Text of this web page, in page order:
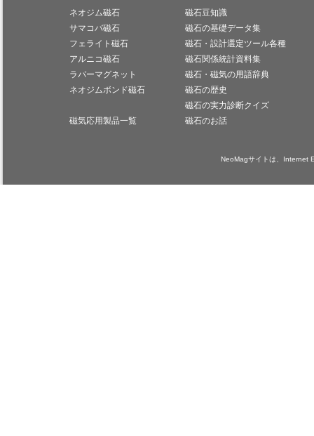
ネオジム磁石
サマコバ磁石
フェライト磁石
アルニコ磁石
ラバーマグネット
ネオジムボンド磁石
磁気応用製品一覧
磁石豆知識
磁石の基礎データ集
磁石・設計選定ツール各種
磁石関係統計資料集
磁石・磁気の用語辞典
磁石の歴史
磁石の実力診断クイズ
磁石のお話
NeoMagサイトは、Internet